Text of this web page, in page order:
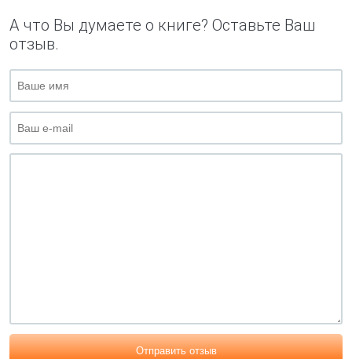
А что Вы думаете о книге? Оставьте Ваш
отзыв.
Отправить отзыв